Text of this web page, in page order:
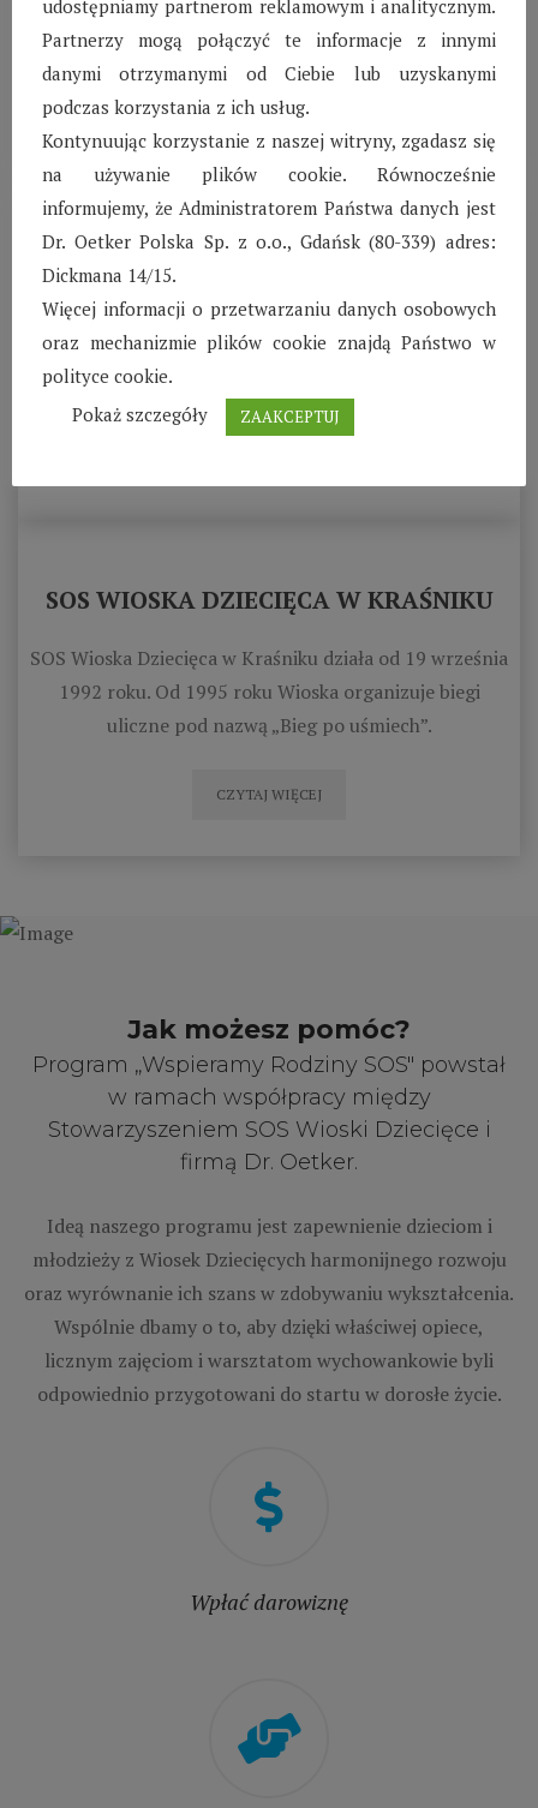
od 2005 roku. Wyróżnia ją zielona przestrzeń z
drzewami i krzewami między domkami.
CZYTAJ WIĘCEJ
SOS WIOSKA DZIECIĘCA W SIEDLCACH
Inauguracja SOS Wioski Dziecięcej w Siedlcach odbyła
się 10 czerwca 2000 r. Dzięki rodzinom SOS Wioska ta
tętni życiem i radością.
SOS WIOSKA DZIECIĘCA W KRAŚNIKU
SOS Wioska Dziecięca w Kraśniku działa od 19 września
1992 roku. Od 1995 roku Wioska organizuje biegi
uliczne pod nazwą „Bieg po uśmiech”.
CZYTAJ WIĘCEJ
Jak możesz pomóc?
Program „Wspieramy Rodziny SOS" powstał
w ramach współpracy między
Stowarzyszeniem SOS Wioski Dziecięce i
firmą Dr. Oetker.
Ideą naszego programu jest zapewnienie dzieciom i
młodzieży z Wiosek Dziecięcych harmonijnego rozwoju
oraz wyrównanie ich szans w zdobywaniu wykształcenia.
Wspólnie dbamy o to, aby dzięki właściwej opiece,
licznym zajęciom i warsztatom wychowankowie byli
odpowiednio przygotowani do startu w dorosłe życie.
Wpłać darowiznę
udostępniamy partnerom reklamowym i analitycznym.
Partnerzy mogą połączyć te informacje z innymi
danymi otrzymanymi od Ciebie lub uzyskanymi
podczas korzystania z ich usług.
Kontynuując korzystanie z naszej witryny, zgadasz się
na używanie plików cookie. Równocześnie
informujemy, że Administratorem Państwa danych jest
Dr. Oetker Polska Sp. z o.o., Gdańsk (80-339) adres:
Dickmana 14/15.
Więcej informacji o przetwarzaniu danych osobowych
oraz mechanizmie plików cookie znajdą Państwo w
polityce cookie.
Pokaż szczegóły
ZAAKCEPTUJ